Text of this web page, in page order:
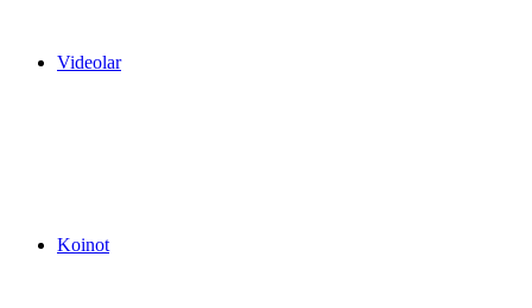
Videolar
Koinot